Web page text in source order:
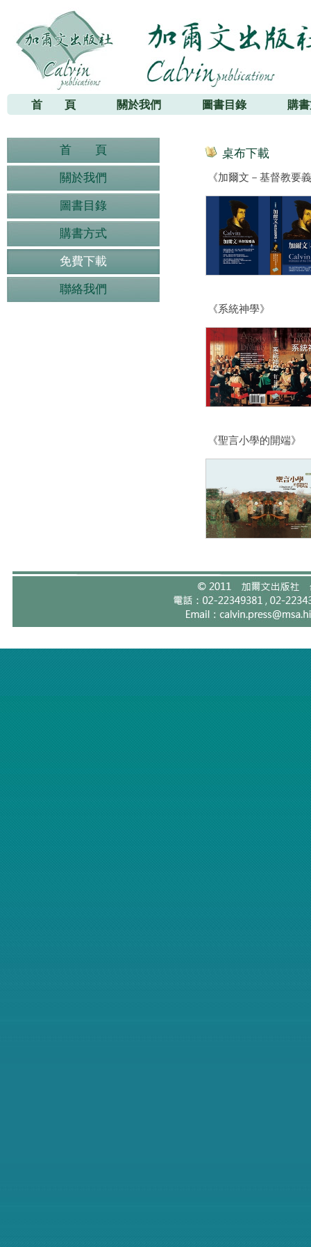
加爾文出版社
首 頁 關於我們 圖書目錄 購
首 頁
關於我們
圖書目錄
購書方式
免費下載
聯絡我們
桌布下載
《加爾文－基督教要
《系統神學》
《聖言小學的開端》